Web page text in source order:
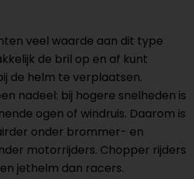
veel waarde aan dit type
de bril op en af kunt
de helm te verplaatsen.
nadeel: bij hogere snelheden is
ogen of windruis. Daarom is
onder brommer- en
motorrijders. Chopper rijders
jethelm dan racers.